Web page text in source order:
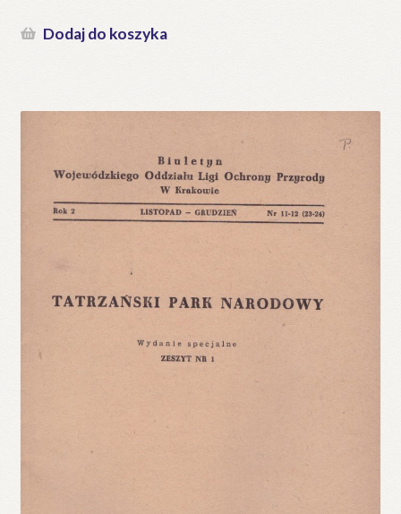
Dodaj do koszyka